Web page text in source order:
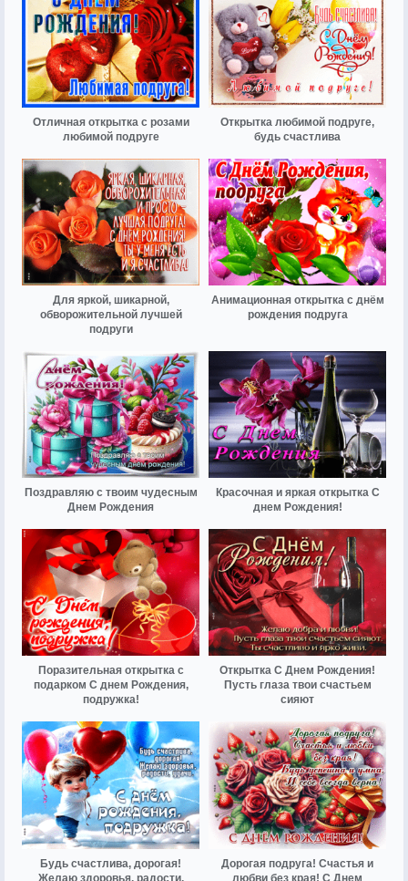
Отличная открытка с розами
любимой подруге
Открытка любимой подруге,
будь счастлива
Для яркой, шикарной,
обворожительной лучшей
подруги
Анимационная открытка с днём
рождения подруга
Поздравляю с твоим чудесным
Днем Рождения
Красочная и яркая открытка С
днем Рождения!
Поразительная открытка с
подарком С днем Рождения,
подружка!
Открытка С Днем Рождения!
Пусть глаза твои счастьем
сияют
Будь счастлива, дорогая!
Желаю здоровья, радости,
Дорогая подруга! Счастья и
любви без края! С Днем